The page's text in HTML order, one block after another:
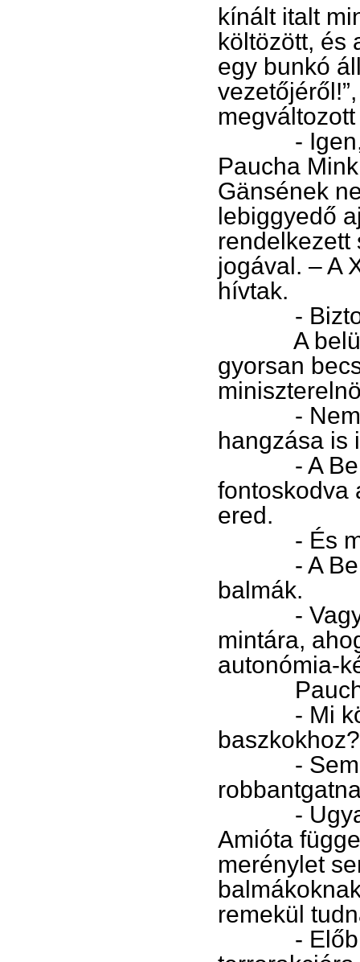
kínált italt
költözött, és
egy bunkó
- Igen, ősi
Paucha
Gänsének
lebiggyedő
rendelkezett
jogával. – A
hívtak.
- Biztos
A
gyorsan
- Nem
hangzása is
- A Belus
fontoskodva
ered.
- És mit
- A Belus
balmák.
- Vagy
mintára,
autonómia-
Paucha
- Mi köze
baszkokhoz?
- Semmi.
- Ugyan,
Amióta
merénylet
remekül
- Előbb-